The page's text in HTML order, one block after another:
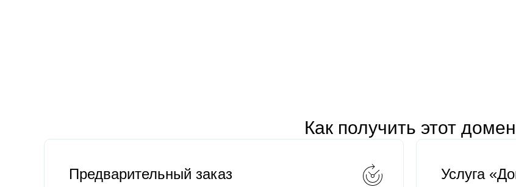
Как получить этот домен
Предварительный заказ Услуга